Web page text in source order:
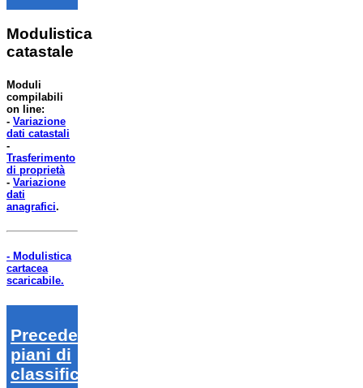
Modulistica
catastale
Moduli
compilabili
on line:
- Variazione
dati catastali
-
Trasferimento
di proprietà
- Variazione
dati
anagrafici.
- Modulistica
cartacea
scaricabile.
Precedenti
piani di
classifica